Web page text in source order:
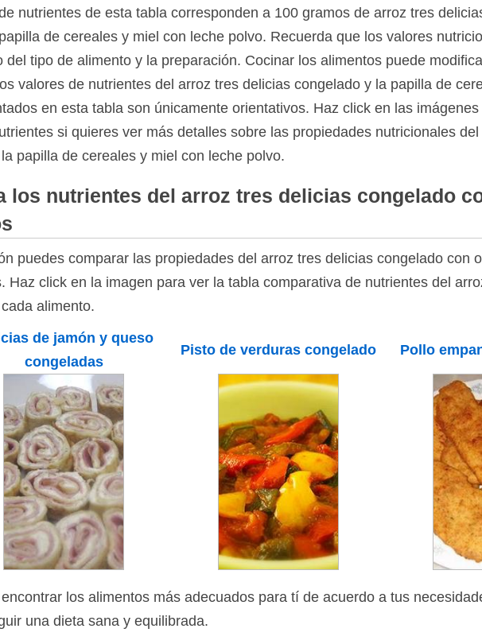
nutrientes de esta tabla corresponden a 100 gramos de arroz tres
de cereales y miel con leche polvo. Recuerda que los valores
del tipo de alimento y la preparación. Cocinar los alimentos puede
valores de nutrientes del arroz tres delicias congelado y la papilla de
en esta tabla son únicamente orientativos. Haz click en las
si quieres ver más detalles sobre las propiedades nutricionales
papilla de cereales y miel con leche polvo.
los nutrientes del arroz tres delicias congelado
puedes comparar las propiedades del arroz tres delicias congelado con
Haz click en la imagen para ver la tabla comparativa de nutrientes del
alimento.
de jamón y queso
congeladas
Pisto de verduras congelado Pollo
los alimentos más adecuados para tí de acuerdo a tus
una dieta sana y equilibrada.